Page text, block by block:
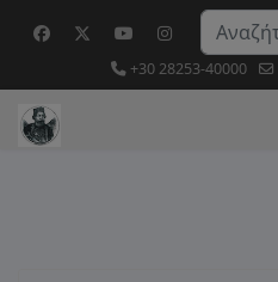
+30 28253-40000